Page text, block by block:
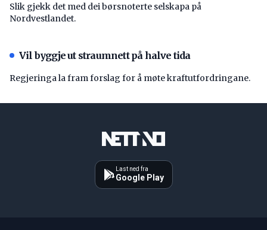
Slik gjekk det med dei børsnoterte selskapa på
Nordvestlandet.
Vil byggje ut straumnett på halve tida
Regjeringa la fram forslag for å møte kraftutfordringane.
Last ned fra
Google Play